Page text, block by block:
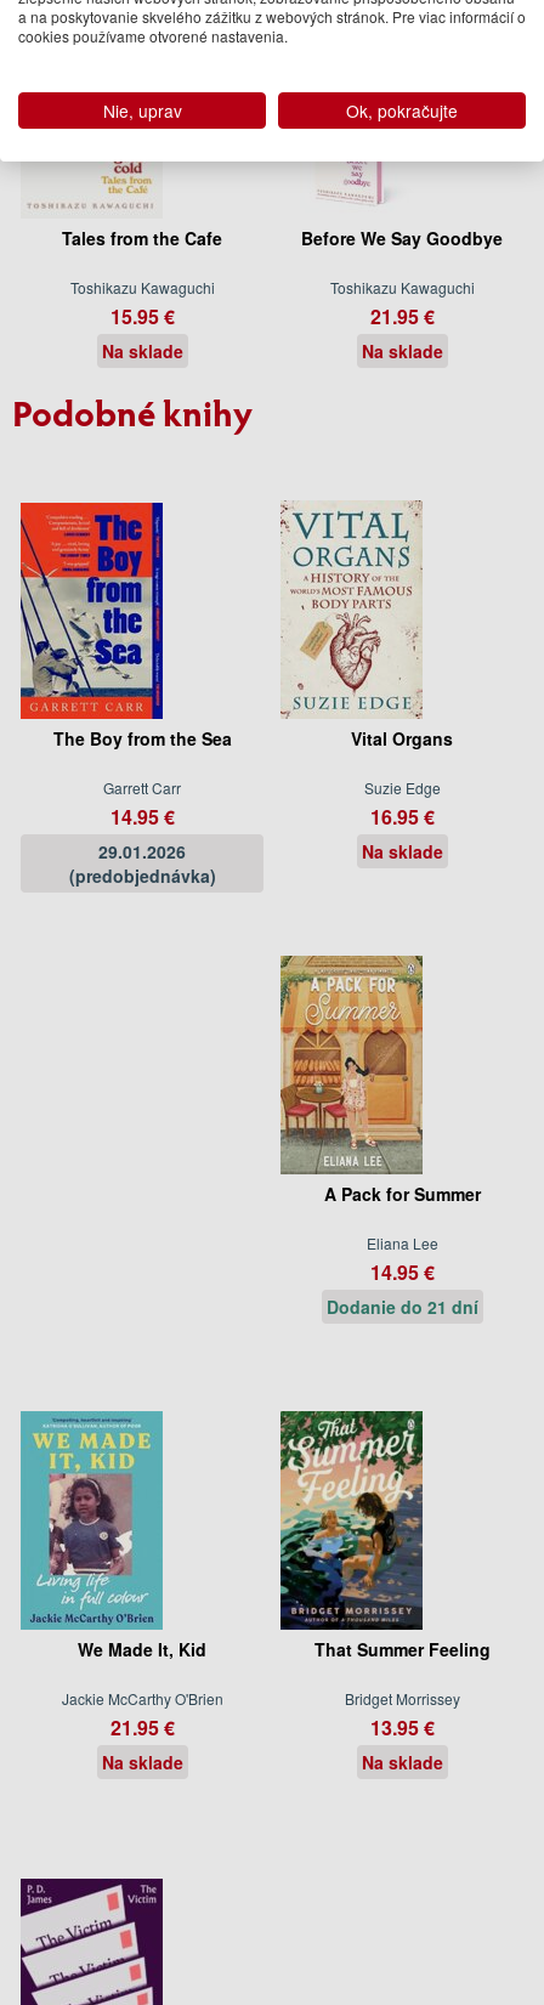
Tales from the Cafe
Toshikazu Kawaguchi
15.95 €
Na sklade
Before We Say Goodbye
Toshikazu Kawaguchi
21.95 €
Na sklade
Podobné knihy
The Boy from the Sea
Garrett Carr
14.95 €
29.01.2026
(predobjednávka)
Vital Organs
Suzie Edge
16.95 €
Na sklade
A Pack for Summer
Eliana Lee
14.95 €
Dodanie do 21 dní
We Made It, Kid
Jackie McCarthy O'Brien
21.95 €
Na sklade
That Summer Feeling
Bridget Morrissey
13.95 €
Na sklade
a na poskytovanie skvelého zážitku z webových stránok. Pre viac informácií o
cookies používame otvorené nastavenia.
Nie, uprav Ok, pokračujte